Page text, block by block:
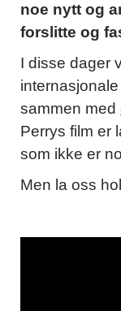
noe nytt og
forslitte og
I disse dager
sammen med
Perrys film er
som ikke er
Men la oss